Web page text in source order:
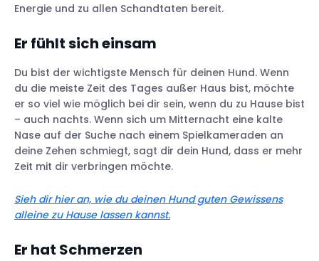
Energie und zu allen Schandtaten bereit.
Er fühlt sich einsam
Du bist der wichtigste Mensch für deinen Hund. Wenn
du die meiste Zeit des Tages außer Haus bist, möchte
er so viel wie möglich bei dir sein, wenn du zu Hause bist
– auch nachts. Wenn sich um Mitternacht eine kalte
Nase auf der Suche nach einem Spielkameraden an
deine Zehen schmiegt, sagt dir dein Hund, dass er mehr
Zeit mit dir verbringen möchte.
Sieh dir hier an, wie du deinen Hund guten Gewissens
alleine zu Hause lassen kannst.
Er hat Schmerzen